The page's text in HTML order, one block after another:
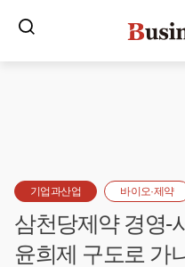
기업과산업 바이오·제약
삼천당제약 경영-
윤희제 구도로 가